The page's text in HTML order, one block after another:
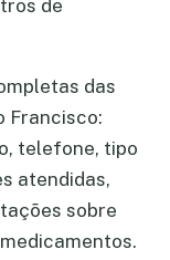
de
das
Francisco:
telefone, tipo
atendidas,
sobre